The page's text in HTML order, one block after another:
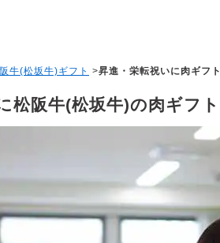
牛(松坂牛)ギフト >昇進・栄転祝いに肉ギフト
松阪牛(松坂牛)の肉ギフト